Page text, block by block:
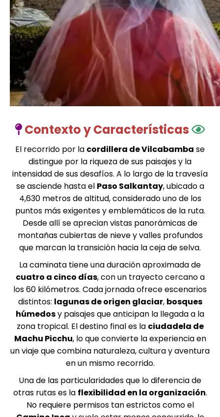
Contexto y Características
El recorrido por la cordillera de Vilcabamba se
distingue por la riqueza de sus paisajes y la
intensidad de sus desafíos. A lo largo de la travesía
se asciende hasta el Paso Salkantay, ubicado a
4,630 metros de altitud, considerado uno de los
puntos más exigentes y emblemáticos de la ruta.
Desde allí se aprecian vistas panorámicas de
montañas cubiertas de nieve y valles profundos
que marcan la transición hacia la ceja de selva.
La caminata tiene una duración aproximada de
cuatro a cinco días, con un trayecto cercano a
los 60 kilómetros. Cada jornada ofrece escenarios
distintos: lagunas de origen glaciar, bosques
húmedosy paisajes que anticipan la llegada a la
zona tropical. El destino final es la ciudadela de
Machu Picchu, lo que convierte la experiencia en
un viaje que combina naturaleza, cultura y aventura
en un mismo recorrido.
Una de las particularidades que lo diferencia de
otras rutas es la flexibilidad en la organización.
No requiere permisos tan estrictos como el